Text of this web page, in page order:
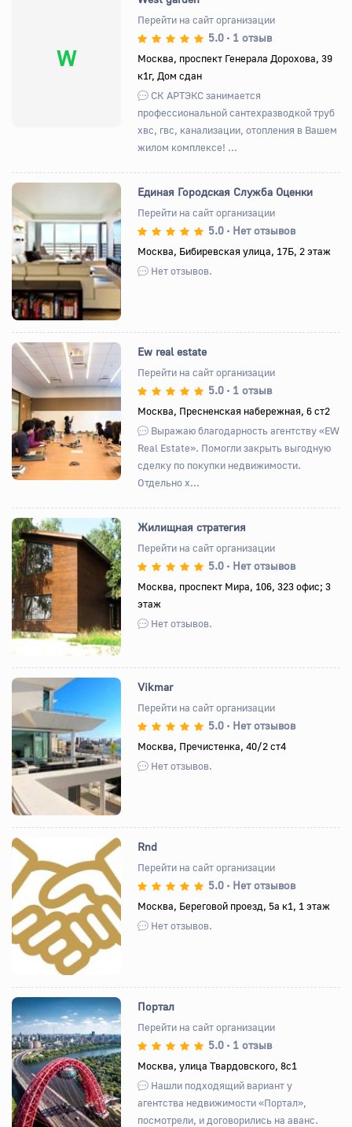
W
Перейти на сайт организации
5.0 • 1 отзыв
Москва, проспект Генерала Дорохова, 39
к1г, Дом сдан
СК АРТЭКС занимается
профессиональной сантехразводкой труб
хвс, гвс, канализации, отопления в Вашем
жилом комплексе! ...
Назад Вперед
Единая Городская Служба Оценки
Перейти на сайт организации
5.0 • Нет отзывов
Москва, Бибиревская улица, 17Б, 2 этаж
Нет отзывов.
Назад Вперед
Ew real estate
Перейти на сайт организации
5.0 • 1 отзыв
Москва, Пресненская набережная, 6 ст2
Выражаю благодарность агентству «EW
Real Estate». Помогли закрыть выгодную
сделку по покупки недвижимости.
Отдельно х...
Назад Вперед
Жилищная стратегия
Перейти на сайт организации
5.0 • Нет отзывов
Москва, проспект Мира, 106, 323 офис; 3
этаж
Нет отзывов.
Назад Вперед
Vikmar
Перейти на сайт организации
5.0 • Нет отзывов
Москва, Пречистенка, 40/2 ст4
Нет отзывов.
Назад Вперед
Rnd
Перейти на сайт организации
5.0 • Нет отзывов
Москва, Береговой проезд, 5а к1, 1 этаж
Нет отзывов.
Назад Вперед
Портал
Перейти на сайт организации
5.0 • 1 отзыв
Москва, улица Твардовского, 8с1
Нашли подходящий вариант у
агентства недвижимости «Портал»,
посмотрели, и договорились на аванс.